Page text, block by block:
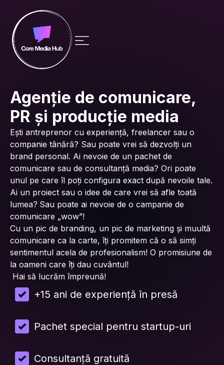
Agenție de comunicare,
PR și producție media
Ești antreprenor cu experiență, freelancer sau o
companie tânără? Sau poate vrei să dezvolți un
brand personal. Ai nevoie de un pachet de
comunicare sau de consultanță media? Ori poate
unul pe care îl poți configura exact după nevoile tale.
Ai un proiect sau o idee de care vrei să afle toată
lumea? Sau poate ai nevoie de o campanie de
comunicare „wow”!
Cu un pic de branding, un pic de marketing și muultă
comunicare ca la carte, îți promitem că o să simți
sentimentul acela de profesionalism! O promisiune de
la oameni care îți dau cuvântul!
Hai să lucrăm împreună!
+15 ani de experiență în presă
Pachet special pentru startup-uri
Consultanță gratuită